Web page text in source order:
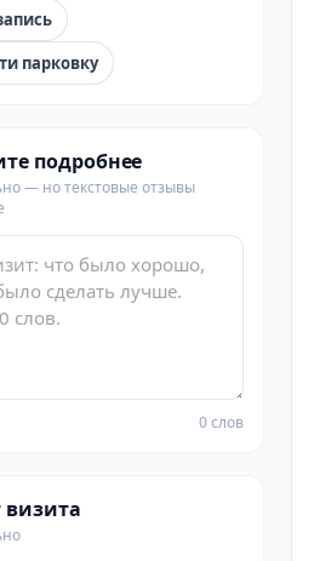
парковку
подробнее
— но текстовые отзывы
0 слов
визита